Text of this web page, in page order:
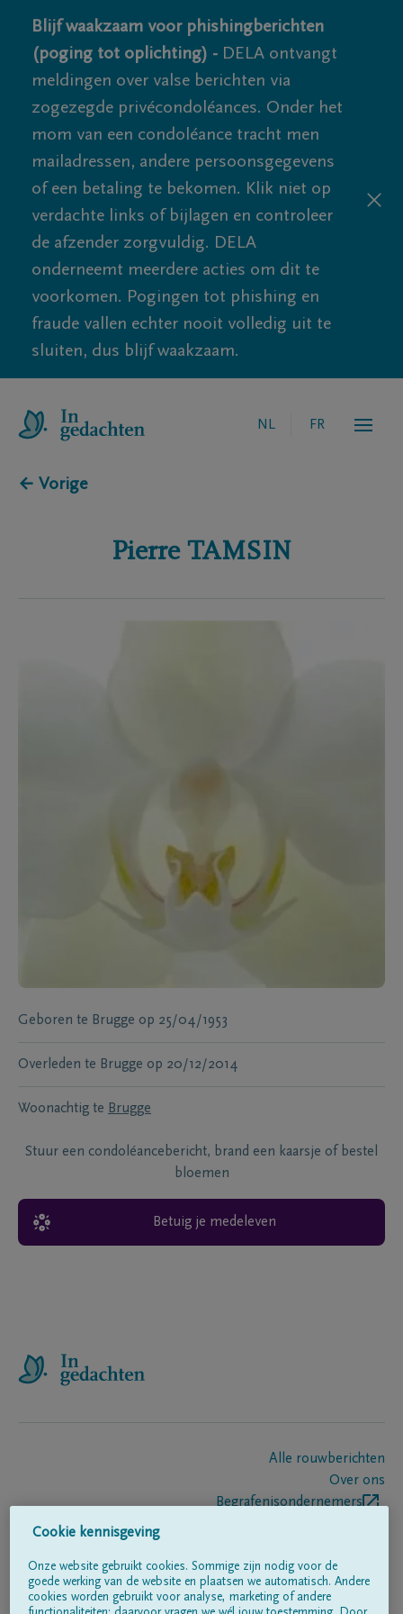
Blijf waakzaam voor phishingberichten
(poging tot oplichting) - DELA ontvangt
meldingen over valse berichten via
zogezegde privécondoléances. Onder het
mom van een condoléance tracht men
mailadressen, andere persoonsgegevens
of een betaling te bekomen. Klik niet op
verdachte links of bijlagen en controleer
de afzender zorgvuldig. DELA
onderneemt meerdere acties om dit te
voorkomen. Pogingen tot phishing en
fraude vallen echter nooit volledig uit te
sluiten, dus blijf waakzaam.
NL FR
← Vorige
Pierre TAMSIN
Geboren te Brugge op 25/04/1953
Overleden te Brugge op 20/12/2014
Woonachtig te Brugge
Stuur een condoléancebericht, brand een kaarsje of bestel
bloemen
Betuig je medeleven
Alle rouwberichten
Over ons
Begrafenisondernemers
Volg ons op
Cookie kennisgeving
Onze website gebruikt cookies. Sommige zijn nodig voor de
goede werking van de website en plaatsen we automatisch. Andere
cookies worden gebruikt voor analyse, marketing of andere